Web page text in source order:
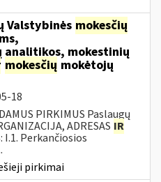
Valstybinės mokesčių
analitikos, mokestinių
mokesčių mokėtojų
18
PIRKIMUS Paslaugų
ADRESAS IR
I.1. Perkančiosios
pirkimai